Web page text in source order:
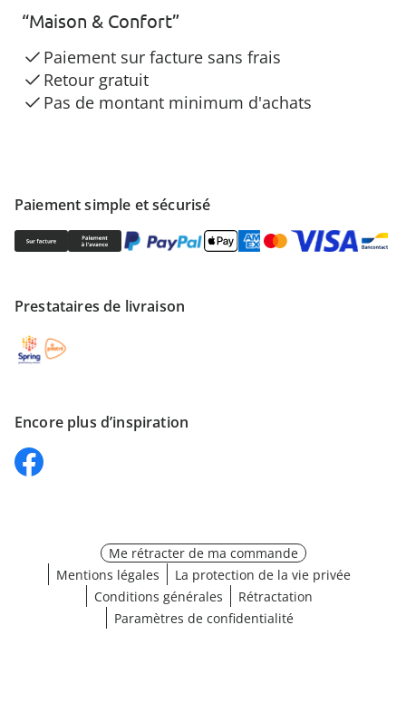
Paiement simple et sécurisé
Prestataires de livraison
Encore plus d’inspiration
“Maison & Confort”
Paiement sur facture sans frais
Retour gratuit
Pas de montant minimum d'achats
Me rétracter de ma commande
Mentions légales
La protection de la vie privée
Conditions générales
Rétractation
Paramètres de confidentialité